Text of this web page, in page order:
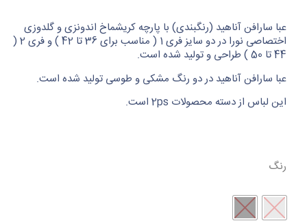
عبا سارافن آناهید (رنگبندی) با پارچه کریشماخ اندونزی و گلدوزی
اختصاصی نورا در دو سایز فری 1 ( مناسب برای 36 تا 42 ) و فری 2 (
44 تا 50 ) طراحی و تولید شده است.
عبا سارافن آناهید در دو رنگ مشکی و طوسی تولید شده است.
این لباس از دسته محصولات 2ps است.
رنگ